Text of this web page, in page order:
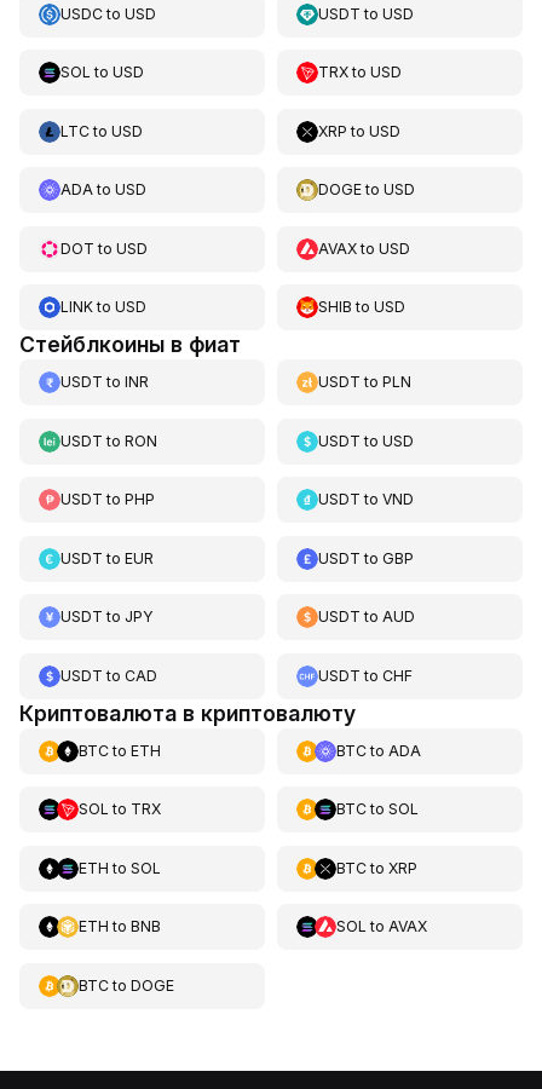
USDCto USD USDT toUSD
SOL to USD TRXtoUSD
LTCto USD XRP toUSD
ADAto USD DOGEtoUSD
DOT to USD AVAXtoUSD
LINKto USD SHIB toUSD
Стейблкоины в фиат
USDT to INR USDT toPLN
USDT to RON USDT toUSD
USDT to PHP USDT toVND
USDT to EUR USDT toGBP
USDT to JPY USDT toAUD
USDT to CAD USDT toCHF
Криптовалюта в криптовалюту
BTCto ETH BTCto ADA
SOL to TRX BTCto SOL
ETH to SOL BTCto XRP
ETH to BNB SOL to AVAX
BTCto DOGE